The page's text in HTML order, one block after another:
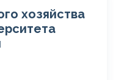
хозяйства